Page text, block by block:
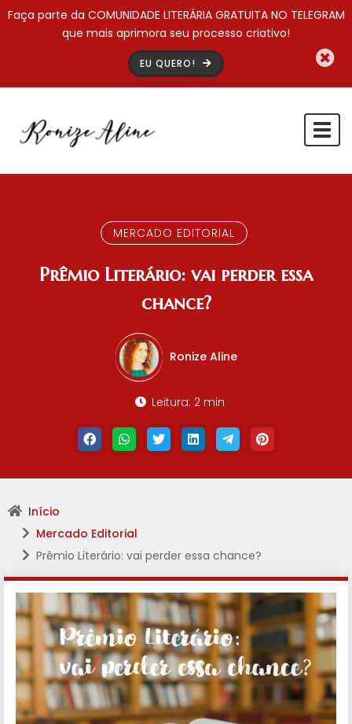
Faça parte da COMUNIDADE LITERÁRIA GRATUITA NO TELEGRAM
que mais aprimora seu processo criativo!
EU QUERO!
MERCADO EDITORIAL
Prêmio Literário: vai perder essa
chance?
Ronize Aline
Leitura: 2 min
Início
Mercado Editorial
Prêmio Literário: vai perder essa chance?